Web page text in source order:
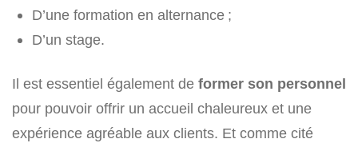
D’une formation en alternance ;
D’un stage.
Il est essentiel également de former son personnel
pour pouvoir offrir un accueil chaleureux et une
expérience agréable aux clients. Et comme cité